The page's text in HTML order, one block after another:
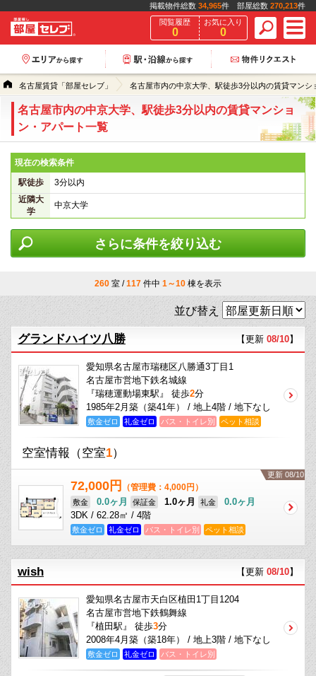
掲載物件総数 34,965件 部屋総数 270,213件
閲覧履歴
0
お気に入り
0
名古屋賃貸「部屋セレブ」 名古屋市内の中京大学、駅徒歩3分以内の賃貸マンシ
名古屋市内の中京大学、駅徒歩3分以内の賃貸マンショ
ン・アパート一覧
現在の検索条件
駅徒歩
3分以内
近隣大
学
中京大学
さらに条件を絞り込む
260 室 /117 件中 1～10 棟を表示
並び替え
グランドハイツ八勝 【更新 08/10】
愛知県名古屋市瑞穂区八勝通3丁目1
名古屋市営地下鉄名城線
『瑞穂運動場東駅』 徒歩2分
1985年2月築（築41年） / 地上4階 / 地下なし
敷金ゼロ 礼金ゼロ バス・トイレ別 ペット相談
空室情報 （空室1）
更新 08/10
72,000円 （管理費：4,000円）
敷金 0.0ヶ月 保証金 1.0ヶ月 礼金
0.0ヶ月
3DK / 62.28㎡ / 4階
敷金ゼロ 礼金ゼロ バス・トイレ別 ペット相談
wish 【更新 08/10】
愛知県名古屋市天白区植田1丁目1204
名古屋市営地下鉄鶴舞線
『植田駅』 徒歩3分
2008年4月築（築18年） / 地上3階 / 地下なし
敷金ゼロ 礼金ゼロ バス・トイレ別